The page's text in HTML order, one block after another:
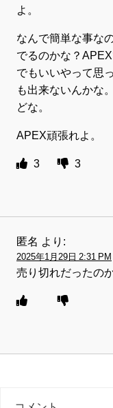
よ。
なんで簡単な事な
でるのかな？
でもいいやって思
も出来ないんかな
どな。
APEX頑張れよ。
3 3
匿名 より:
2025年1月29日 2:31 PM
売り切れだったの